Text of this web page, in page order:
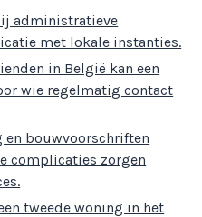
administratieve
met lokale instanties.
in België kan een
wie regelmatig contact
en bouwvoorschriften
complicaties zorgen
tweede woning in het